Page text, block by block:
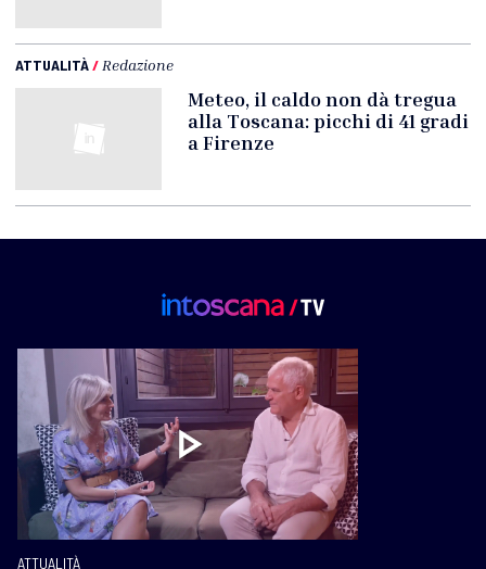
ATTUALITÀ/ Redazione
Meteo, il caldo non dà tregua
alla Toscana: picchi di 41 gradi
a Firenze
ATTUALITÀ